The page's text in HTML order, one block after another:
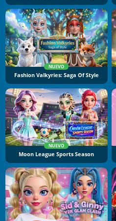
NUEVO
Fashion Valkyries: Saga Of Style
NUEVO
Moon League Sports Season